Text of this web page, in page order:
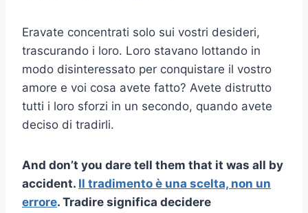
Eravate concentrati solo sui vostri desideri,
trascurando i loro. Loro stavano lottando in
modo disinteressato per conquistare il vostro
amore e voi cosa avete fatto? Avete distrutto
tutti i loro sforzi in un secondo, quando avete
deciso di tradirli.
And don’t you dare tell them that it was all by
accident. Il tradimento è una scelta, non un
errore. Tradire significa decidere